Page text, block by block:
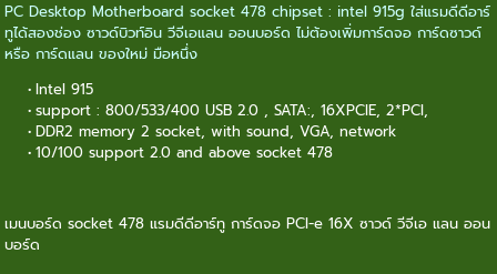
PC Desktop Motherboard socket 478 chipset : intel 915g ใส่แรมดีดีอาร์
ทูได้สองช่อง ซาวด์บิวท์อิน วีจีเอแลน ออนบอร์ด ไม่ต้องเพิ่มการ์ดจอ การ์ดซาวด์
หรือ การ์ดแลน ของใหม่ มือหนึ่ง
Intel 915
support : 800/533/400 USB 2.0 , SATA:, 16XPCIE, 2*PCI,
DDR2 memory 2 socket, with sound, VGA, network
10/100 support 2.0 and above socket 478
เมนบอร์ด socket 478 แรมดีดีอาร์ทู การ์ดจอ PCI-e 16X ซาวด์ วีจีเอ แลน ออน
บอร์ด